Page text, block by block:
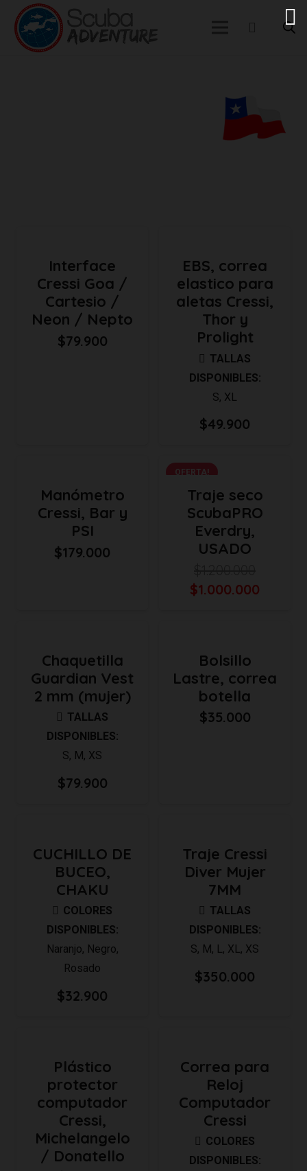
Interface
Cressi Goa /
Cartesio /
Neon / Nepto
$79.900
EBS, correa
elastico para
aletas Cressi,
Thor y
Prolight
TALLAS
DISPONIBLES:
S, XL
$49.900
Manómetro
Cressi, Bar y
PSI
$179.000
OFERTA!
Traje seco
ScubaPRO
Everdry,
USADO
El
$1.200.000.
$1.000.000
Chaquetilla
Guardian Vest
2 mm (mujer)
TALLAS
DISPONIBLES:
S, M , XS
$79.900
Bolsillo
Lastre, correa
botella
$35.000
CUCHILLO DE
BUCEO,
CHAKU
COLORES
DISPONIBLES:
Naranjo, Negro,
Rosado
$32.900
Traje Cressi
Diver Mujer
7MM
TALLAS
DISPONIBLES:
S, M , L, XL, XS
$350.000
Plástico
protector
computador
Cressi,
Michelangelo
/ Donatello
Correa para
Reloj
Computador
Cressi
COLORES
DISPONIBLES: